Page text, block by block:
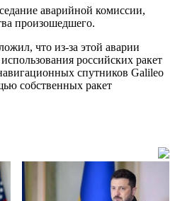
аварийной комиссии,
произошедшего.
что из-за этой аварии
российских ракет
спутников Galileo
собственных ракет